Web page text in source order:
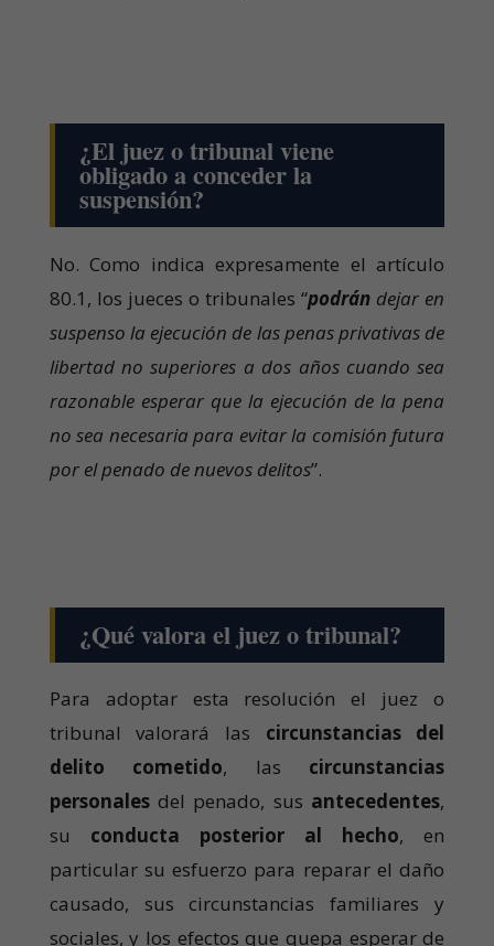
¿El juez o tribunal viene
obligado a conceder la
suspensión?
No. Como indica expresamente el artículo
80.1, los jueces o tribunales “podrán dejar en
suspenso la ejecución de las penas privativas de
libertad no superiores a dos años cuando sea
razonable esperar que la ejecución de la pena
no sea necesaria para evitar la comisión futura
por el penado de nuevos delitos”.
¿Qué valora el juez o tribunal?
Para adoptar esta resolución el juez o
tribunal valorará las circunstancias del
delito cometido, las circunstancias
personalesdel penado, sus antecedentes,
su conducta posterior al hecho, en
particular su esfuerzo para reparar el daño
causado, sus circunstancias familiares y
sociales, y los efectos que quepa esperar de